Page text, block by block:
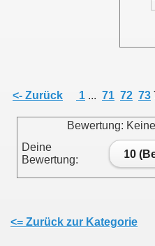
<- Zurück 1 ... 71 72 73
Bewertung:
Deine
Bewertung:
10
<= Zurück zur Kategorie